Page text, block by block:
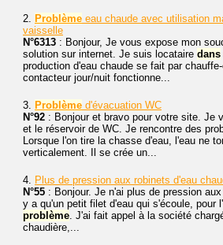
2. Problème eau chaude avec utilisation
vaisselle
N°6313 : Bonjour, Je vous expose mon
solution sur internet. Je suis locataire dans
production d'eau chaude se fait par
contacteur jour/nuit fonctionne...
3. Problème d'évacuation WC
N°92 : Bonjour et bravo pour votre site. Je
et le réservoir de WC. Je rencontre des
Lorsque l'on tire la chasse d'eau, l'eau ne
verticalement. Il se crée un...
4. Plus de pression aux robinets d'eau
N°55 : Bonjour. Je n'ai plus de pression
y a qu'un petit filet d'eau qui s'écoule, pour
problème. J'ai fait appel à la société
chaudière,...